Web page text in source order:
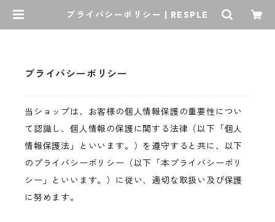
プライバシーポリシー | RESPLE
プライバシーポリシー
当ショップは、お客様の個人情報保護の重要性につい
て認識し、個人情報の保護に関する法律（以下「個人
情報保護法」といいます。）を遵守すると共に、以下
のプライバシーポリシー（以下「本プライバシーポリ
シー」といいます。）に従い、適切な取扱い及び保護
に努めます。